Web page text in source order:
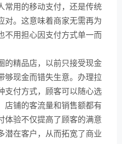
常用的移动支付，还是传统
对。这意味着商家无需再为
不用担心因支付方式单一而
的精品店，以前只接受现金
够现金而错失生意。办理拉
支付方式，顾客可以随心选
店铺的客流量和销售额都有
体验不仅提高了顾客的满意
潜在客户，从而拓宽了商业